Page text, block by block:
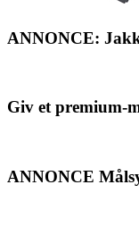
ANNONCE:
Giv et premium-
ANNONCE